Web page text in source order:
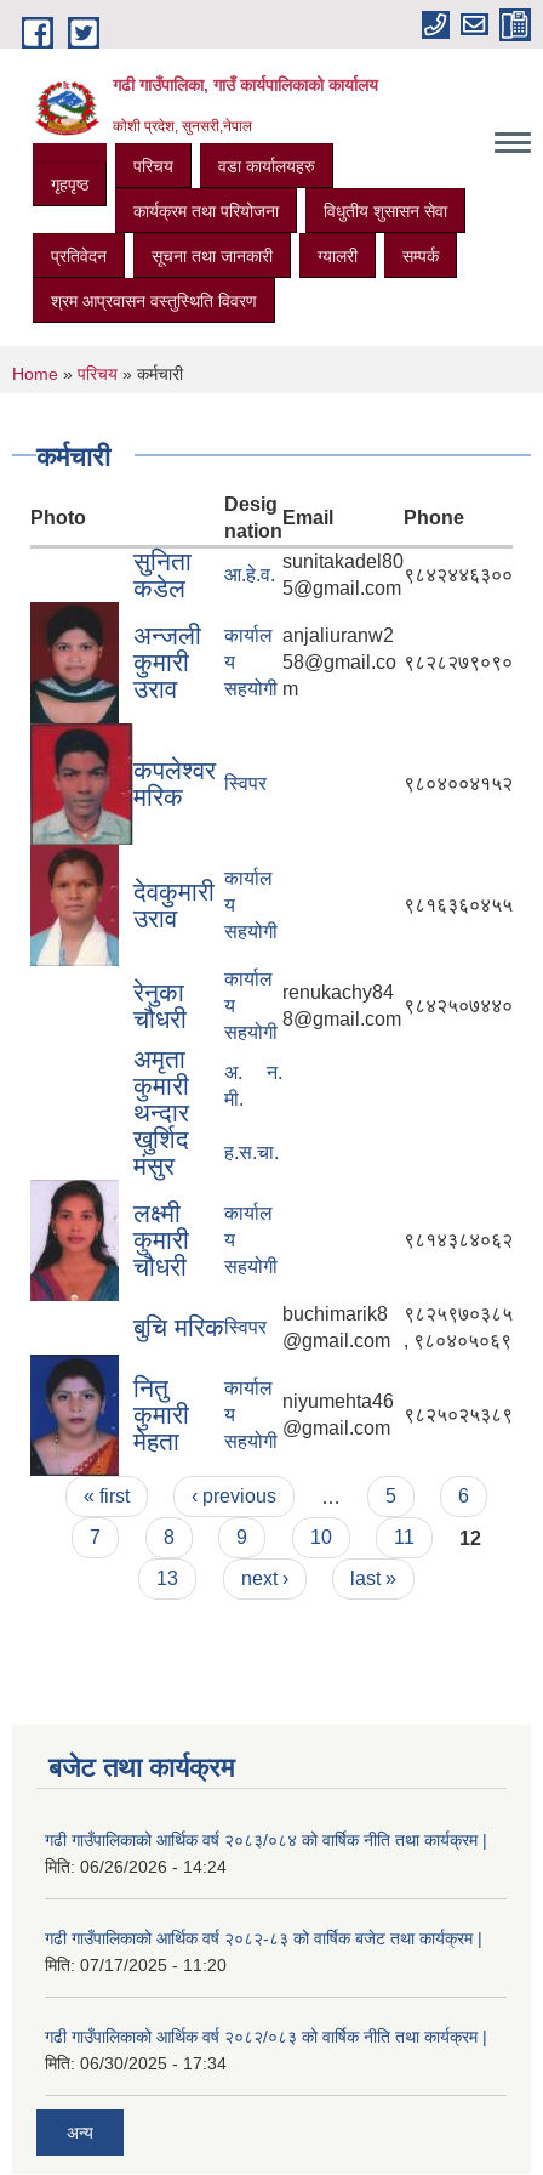
Skip to main content
गढी गाउँपालिका, गाउँ कार्यपालिकाको कार्यालय
कोशी प्रदेश, सुनसरी,नेपाल
गृहपृष्ठ
परिचय वडा कार्यालयहरु
कार्यक्रम तथा परियोजना विधुतीय शुसासन सेवा
प्रतिवेदन सूचना तथा जानकारी ग्यालरी सम्पर्क
श्रम आप्रवासन वस्तुस्थिति विवरण
You are here
Home » परिचय » कर्मचारी
कर्मचारी
Photo
Desig
nation
Email Phone
सुनिता
कडेल
आ.हे.व.
sunitakadel80
5@gmail.com
९८४२४४६३००
अन्जली
कुमारी
उराव
कार्याल
य
सहयोगी
anjaliuranw2
58@gmail.co
m
९८२८२७९०९०
कपलेश्वर
मरिक
स्विपर ९८०४००४१५२
देवकुमारी
उराव
कार्याल
य
सहयोगी
९८१६३६०४५५
रेनुका
चौधरी
कार्याल
य
सहयोगी
renukachy84
8@gmail.com
९८४२५०७४४०
अमृता
कुमारी
थन्दार
अ. न.
मी.
खुर्शिद
मंसुर
ह.स.चा.
लक्ष्मी
कुमारी
चौधरी
कार्याल
य
सहयोगी
९८१४३८४०६२
बुचि मरिकस्विपर
buchimarik8
@gmail.com
९८२५९७०३८५
, ९८०४०५०६९
नितु
कुमारी
मेहता
कार्याल
य
सहयोगी
niyumehta46
@gmail.com
९८२५०२५३८९
Pages
« first ‹ previous 5
6
7
8 9 10 11
12
13
next › last »
बजेट तथा कार्यक्रम
गढी गाउँपालिकाको आर्थिक वर्ष २०८३/०८४ को वार्षिक नीति तथा कार्यक्रम |
मिति: 06/26/2026 - 14:24
गढी गाउँपालिकाको आर्थिक वर्ष २०८२-८३ को वार्षिक बजेट तथा कार्यक्रम |
मिति: 07/17/2025 - 11:20
गढी गाउँपालिकाको आर्थिक वर्ष २०८२/०८३ को वार्षिक नीति तथा कार्यक्रम |
मिति: 06/30/2025 - 17:34
अन्य